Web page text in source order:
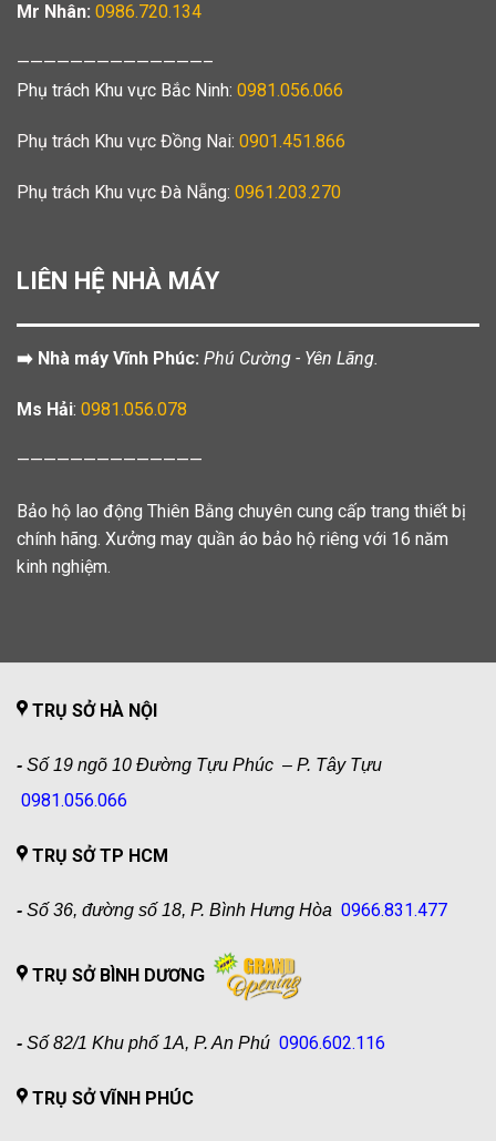
Mr Nhân: 0986.720.134
——————————————–
Phụ trách Khu vực Bắc Ninh: 0981.056.066
Phụ trách Khu vực Đồng Nai: 0901.451.866
Phụ trách Khu vực Đà Nẵng: 0961.203.270
LIÊN HỆ NHÀ MÁY
➡️ Nhà máy Vĩnh Phúc: Phú Cường - Yên Lãng.
Ms Hải: 0981.056.078
——————————————
Bảo hộ lao động Thiên Bằng chuyên cung cấp trang thiết bị
chính hãng. Xưởng may quần áo bảo hộ riêng với 16 năm
kinh nghiệm.
TRỤ SỞ HÀ NỘI
- Số 19 ngõ 10 Đường Tựu Phúc – P. Tây Tựu
0981.056.066
TRỤ SỞ TP HCM
- Số 36, đường số 18, P. Bình Hưng Hòa 0966.831.477
TRỤ SỞ BÌNH DƯƠNG
- Số 82/1 Khu phố 1A, P. An Phú 0906.602.116
TRỤ SỞ VĨNH PHÚC